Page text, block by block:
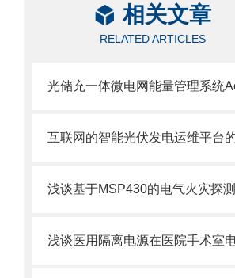
相关文章
RELATED ARTICLES
互联网的智能光伏发电运维平台